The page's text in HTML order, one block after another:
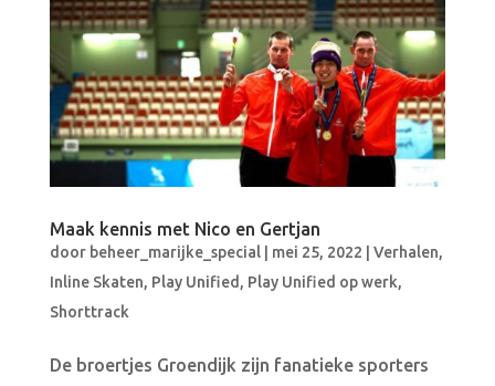
Maak kennis met Nico en Gertjan
door beheer_marijke_special| mei 25, 2022 Verhalen,
Inline Skaten, Play Unified , Play Unified op werk,
Shorttrack
De broertjes Groendijk zijn fanatieke sporters